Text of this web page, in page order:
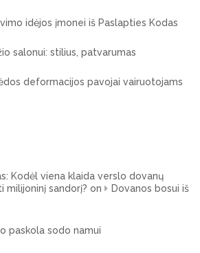
idėjos įmonei iš Paslapties Kodas
salonui: stilius, patvarumas
deformacijos pavojai vairuotojams
Kodėl viena klaida verslo dovanų
milijoninį sandorį? on
Dovanos bosui iš
paskola sodo namui